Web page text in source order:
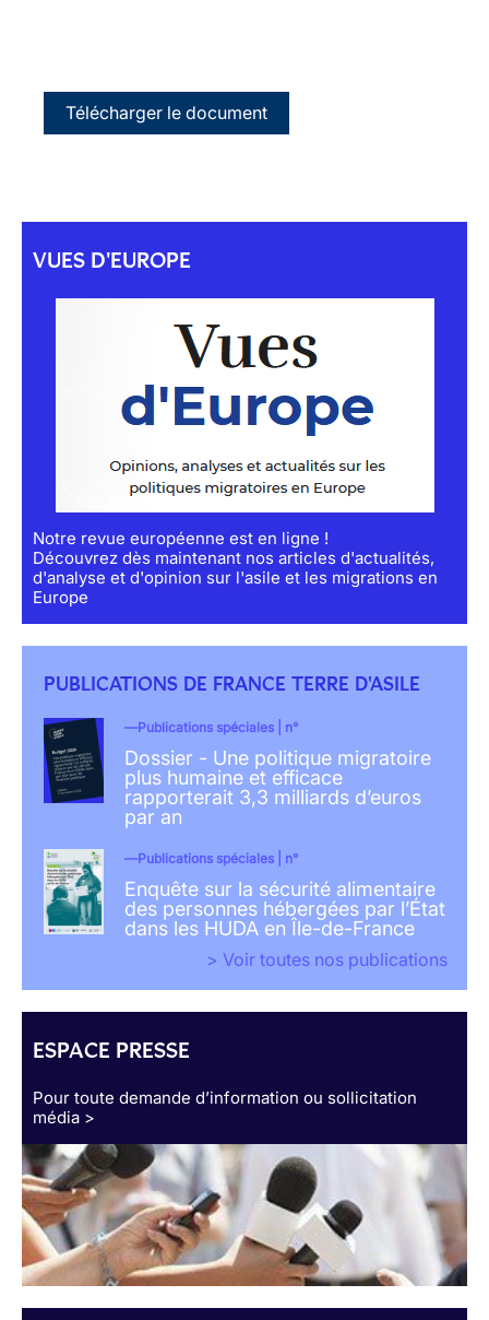
Télécharger le document
VUES D'EUROPE
Notre revue européenne est en ligne !
Découvrez dès maintenant nos articles d'actualités,
d'analyse et d'opinion sur l'asile et les migrations en
Europe
PUBLICATIONS DE FRANCE TERRE D'ASILE
Publications spéciales | n°
Dossier - Une politique migratoire
plus humaine et efficace
rapporterait 3,3 milliards d’euros
par an
Publications spéciales | n°
Enquête sur la sécurité alimentaire
des personnes hébergées par l’État
dans les HUDA en Île-de-France
> Voir toutes nos publications
ESPACE PRESSE
Pour toute demande d’information ou sollicitation
média >